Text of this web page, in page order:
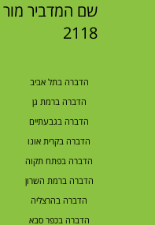
שם המדביר מור
2118
הדברה בתל אביב
הדברה ברמת גן
הדברה בגבעתיים
הדברה בקרית אונו
הדברה בפתח תקוה
הדברה ברמת השרון
הדברה בהרצליה
הדברה בכפר סבא